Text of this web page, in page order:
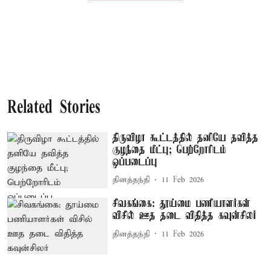
Related Stories
திருவிழா கூட்டத்தில் தனியே தவித்த
குழந்தை மீட்பு; பெற்றோரிடம்
ஒப்படைப்பு
தினத்தந்தி 11 Feb 2026
சிவகங்கை: தூய்மை பணியாளர்கள்
விசில் ஊத தடை விதித்த கவுன்சிலர்
தினத்தந்தி 11 Feb 2026